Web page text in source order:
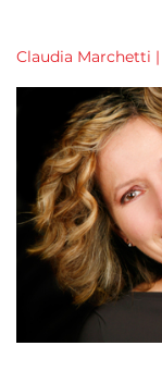
Claudia Marchetti |